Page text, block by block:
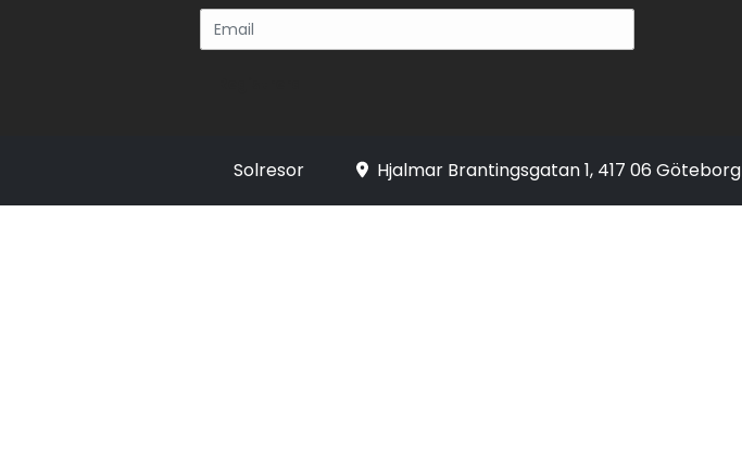
Solresor Hjalmar Brantingsgatan 1, 417 06 Göteborg